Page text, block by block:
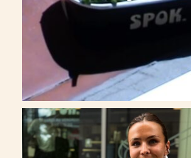
Des cerises, une meringue dorée, et les
232 16